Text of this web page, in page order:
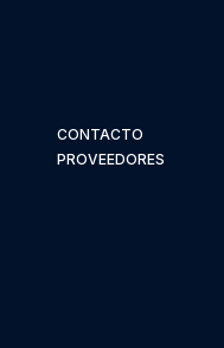
CONTACTO
PROVEEDORES